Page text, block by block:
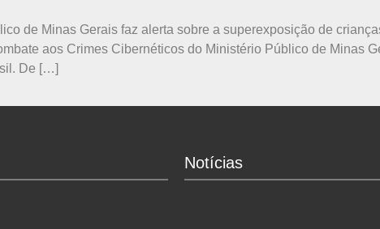
de Minas Gerais faz alerta sobre a superexposição de
aos Crimes Cibernéticos do Ministério Público de Minas
De […]
Notícias